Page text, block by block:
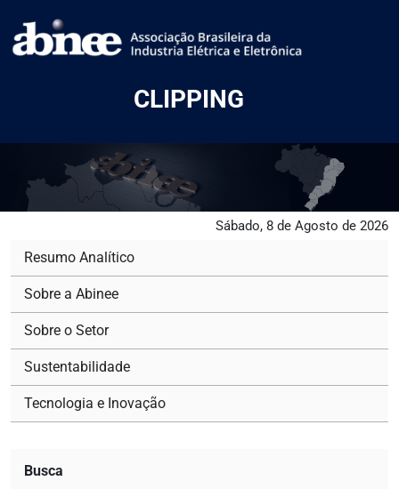
CLIPPING
Sábado, 8 de Agosto de 2026
Resumo Analítico
Sobre a Abinee
Sobre o Setor
Sustentabilidade
Tecnologia e Inovação
Busca